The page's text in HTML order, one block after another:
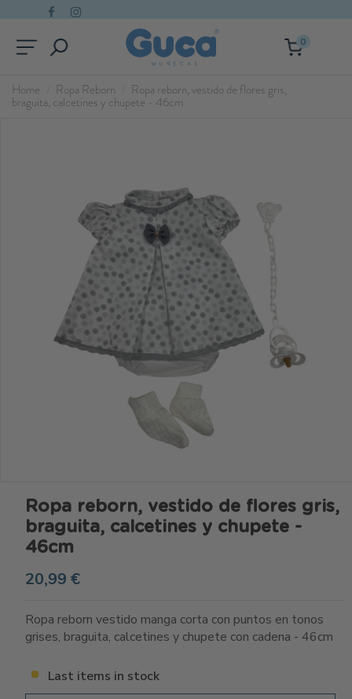
0
Home Ropa Reborn Ropa reborn, vestido de flores gris,
braguita, calcetines y chupete - 46cm
Ropa reborn, vestido de flores gris,
braguita, calcetines y chupete -
46cm
20,99 €
Ropa reborn vestido manga corta con puntos en tonos
grises, braguita, calcetines y chupete con cadena - 46cm
Last items in stock